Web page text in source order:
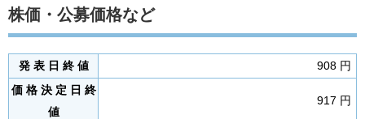
株価・公募価格など
発 表 日 終 値
908 円
価 格 決 定 日 終
値
917 円